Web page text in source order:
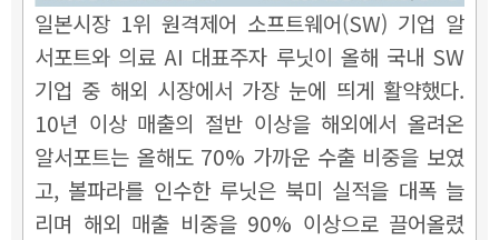
일본시장 1위 원격제어 소프트웨어(SW) 기업 알
서포트와 의료 AI 대표주자 루닛이 올해 국내 SW
기업 중 해외 시장에서 가장 눈에 띄게 활약했다.
10년 이상 매출의 절반 이상을 해외에서 올려온
알서포트는 올해도 70% 가까운 수출 비중을 보였
고, 볼파라를 인수한 루닛은 북미 실적을 대폭 늘
리며 해외 매출 비중을 90% 이상으로 끌어올렸